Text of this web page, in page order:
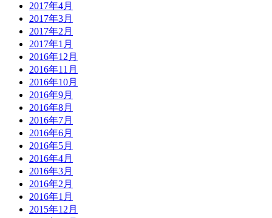
2017年4月
2017年3月
2017年2月
2017年1月
2016年12月
2016年11月
2016年10月
2016年9月
2016年8月
2016年7月
2016年6月
2016年5月
2016年4月
2016年3月
2016年2月
2016年1月
2015年12月